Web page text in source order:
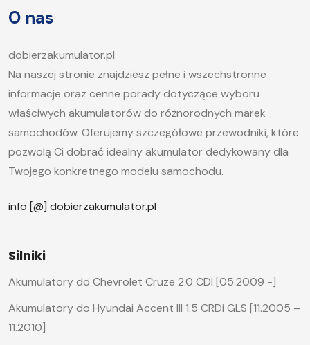
jak długo ładować akumulator samochodowy i
O nas
dobierzakumulator.pl
Na naszej stronie znajdziesz pełne i wszechstronne
informacje oraz cenne porady dotyczące wyboru
właściwych akumulatorów do różnorodnych marek
samochodów. Oferujemy szczegółowe przewodniki, które
pozwolą Ci dobrać idealny akumulator dedykowany dla
Twojego konkretnego modelu samochodu.
info [@] dobierzakumulator.pl
Silniki
Akumulatory do Chevrolet Cruze 2.0 CDI [05.2009 -]
Akumulatory do Hyundai Accent III 1.5 CRDi GLS [11.2005 –
11.2010]